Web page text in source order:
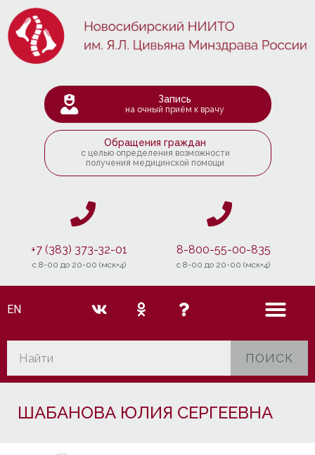
Запись
на очный приём к врачу
Обращения граждан
с целью определения возможности
получения медицинской помощи
+7 (383) 373-32-01
c 8-00 до 20-00 (мск+4)
8-800-55-00-835
c 8-00 до 20-00 (мск+4)
EN
ПОИСК
ШАБАНОВА ЮЛИЯ СЕРГЕЕВНА